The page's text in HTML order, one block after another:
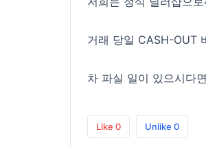
거래 당일 CASH-OUT
차 파실 일이 있으시다
Like 0 Unlike 0